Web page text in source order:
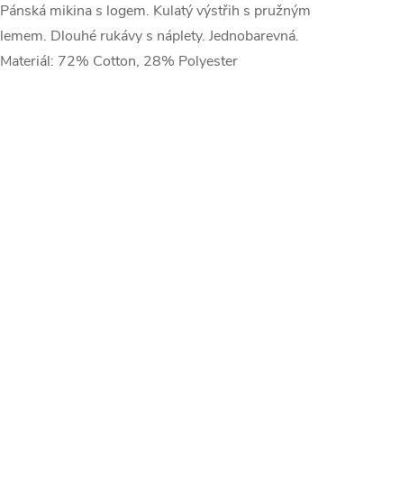
Pánská mikina s logem. Kulatý výstřih s pružným
lemem. Dlouhé rukávy s náplety. Jednobarevná.
Materiál: 72% Cotton, 28% Polyester